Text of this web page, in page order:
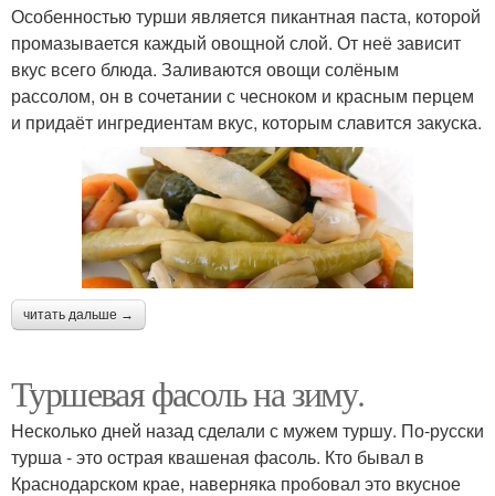
Особенностью турши является пикантная паста, которой
промазывается каждый овощной слой. От неё зависит
вкус всего блюда. Заливаются овощи солёным
рассолом, он в сочетании с чесноком и красным перцем
и придаёт ингредиентам вкус, которым славится закуска.
читать дальше →
Туршевая фасоль на зиму.
Несколько дней назад сделали с мужем туршу. По-русски
турша - это острая квашеная фасоль. Кто бывал в
Краснодарском крае, наверняка пробовал это вкусное